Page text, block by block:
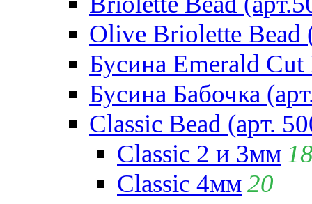
Olive Briolette Bead
Бусина Emerald Cut
Бусина Бабочка
Classic Bead (арт.
Classic 2 и 3мм
Classic 4мм20